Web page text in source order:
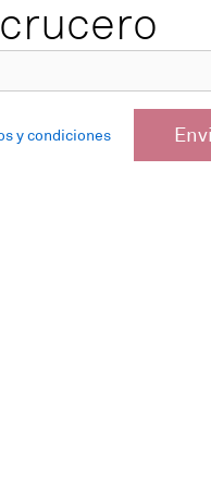
y condiciones